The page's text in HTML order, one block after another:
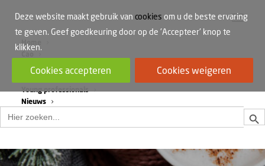
Home
Werkdruk
Vrouwen in de bouw
Young professionals
Nieuws
Zoek
naar:
Deze website maakt gebruik van cookies om u de beste ervaring
te geven. Geef goedkeuring door op de 'Accepteer' knop te
klikken.
Cookies accepteren Cookies weigeren